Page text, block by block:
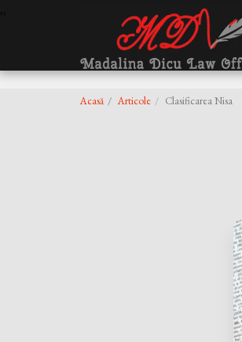
Acasă Articole Clasificarea Nisa